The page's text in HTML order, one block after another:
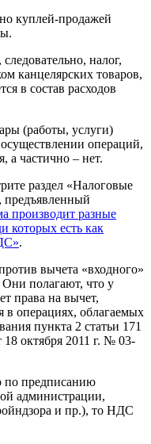
куплей-продажей
налог,
канцелярских товаров,
в состав расходов
(работы, услуги)
операций,
а частично – нет.
раздел «Налоговые
производит разные
которых есть как
.
вычета «входного»
полагают, что у
права на вычет,
в операциях, облагаемых
пункта 2 статьи 171
октября 2011 г. № 03-
по предписанию
администрации,
и пр.), то НДС